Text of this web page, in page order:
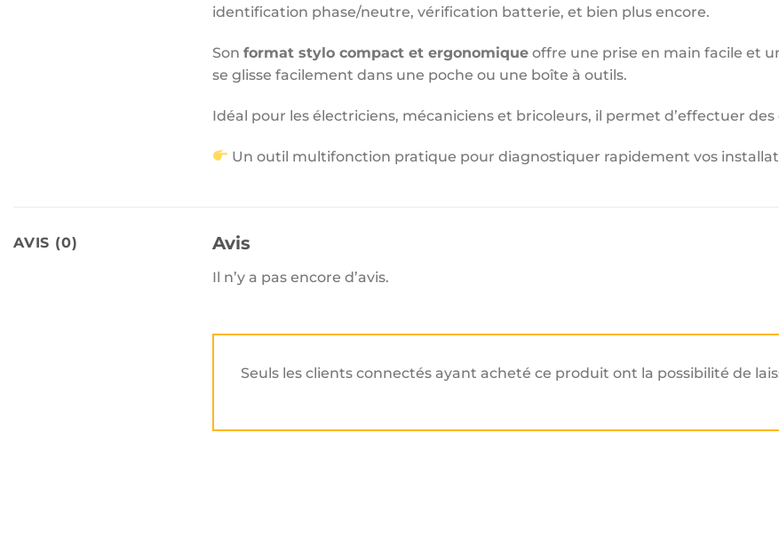
identification phase/neutre, vérification batterie, et bien plus encore.
Son format stylo compact et ergonomique offre une prise en main facile et
se glisse facilement dans une poche ou une boîte à outils.
Idéal pour les électriciens, mécaniciens et bricoleurs, il permet d’effectuer
Un outil multifonction pratique pour diagnostiquer rapidement vos
AVIS (0) Avis
Il n’y a pas encore d’avis.
Seuls les clients connectés ayant acheté ce produit ont la possibilité de